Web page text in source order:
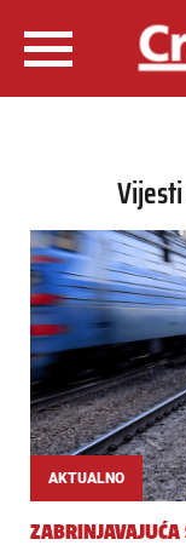
AKTUALNO
ZABRINJAVAJUĆA